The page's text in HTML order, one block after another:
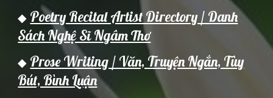
◆ Poetry Recital Artist Directory / Danh
Sách Nghệ Sĩ Ngâm Thơ
◆ Prose Writing / Văn, Truyện Ngắn, Tùy
Bút, Bình Luận